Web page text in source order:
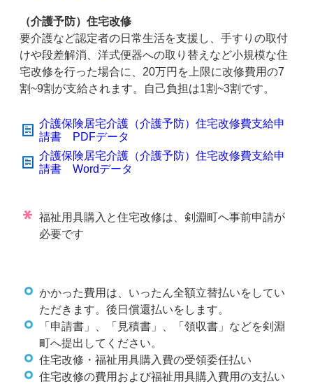
（介護予防）住宅改修
要介護など認定者の日常生活を支援し、手すりの取付
けや段差解消、洋式便器への取り替えなど小規模な住
宅改修を行った場合に、20万円を上限に改修費用の7
割~9割が支給されます。自己負担は1割~3割です。
介護保険居宅介護（介護予防）住宅改修費支給申
請書 PDFデータ
介護保険居宅介護（介護予防）住宅改修費支給申
請書 Wordデータ
福祉用具購入と住宅改修は、剣淵町へ事前申請が
必要です
かかった費用は、いったん全額立替払いをしてい
ただきます。後日償還払いをします。
「申請書」、「見積書」、「領収書」などを剣淵
町へ提出してください。
住宅改修・福祉用具購入費の受領委任払い
住宅改修の費用および福祉用具購入費用の支払い